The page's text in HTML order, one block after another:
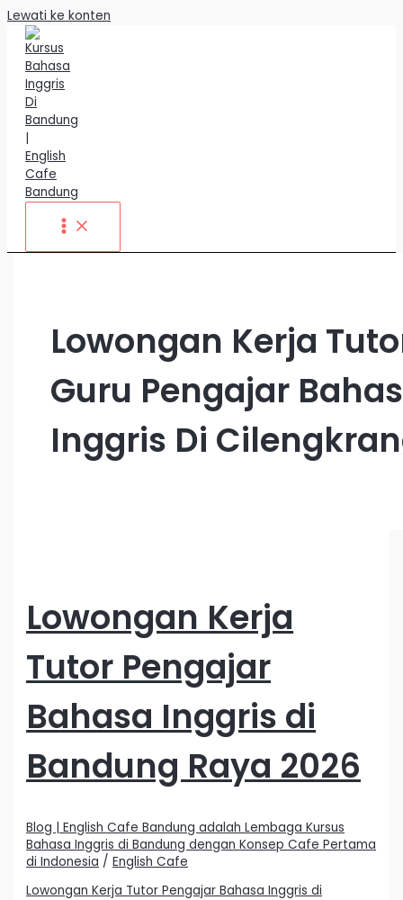
Lewati ke konten
Lowongan Kerja
Guru Pengajar
Inggris Di
Lowongan Kerja
Tutor Pengajar
Bahasa Inggris di
Bandung Raya 2026
Blog | English Cafe Bandung adalah Lembaga Kursus
Bahasa Inggris di Bandung dengan Konsep Cafe Pertama
di Indonesia /English Cafe
Lowongan Kerja Tutor Pengajar Bahasa Inggris di